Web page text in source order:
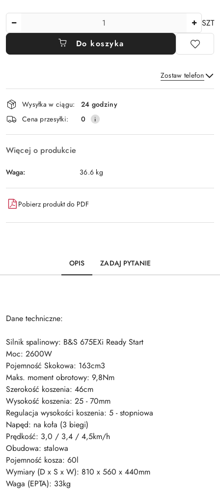
SZT
Do koszyka
Zostaw telefon
Wyślij
Dostępność
i
dostawa
Wysyłka w ciągu:
24 godziny
Cena przesyłki:
0
Więcej o produkcie
Waga: 36.6 kg
Pobierz produkt do PDF
OPIS ZADAJ PYTANIE
Dane techniczne:
Silnik spalinowy: B&S 675EXi Ready Start
Moc: 2600W
Pojemność Skokowa: 163cm3
Maks. moment obrotowy: 9,8Nm
Szerokość koszenia: 46cm
Wysokość koszenia: 25 - 70mm
Regulacja wysokości koszenia: 5 - stopniowa
Napęd: na koła (3 biegi)
Prędkość: 3,0 / 3,4 / 4,5km/h
Obudowa: stalowa
Pojemność kosza: 60l
Wymiary (D x S x W): 810 x 560 x 440mm
Waga (EPTA): 33kg